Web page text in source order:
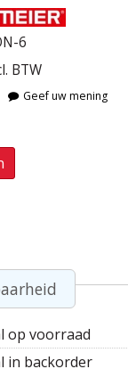
6
BTW
Geef uw mening
op voorraad
in backorder